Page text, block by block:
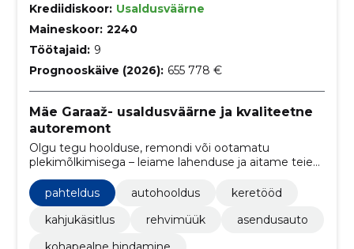
Krediidiskoor: Usaldusväärne
Maineskoor: 2240
Töötajaid: 9
Prognooskäive (2026): 655 778 €
Mäe Garaaž- usaldusväärne ja kvaliteetne
autoremont
Olgu tegu hoolduse, remondi või ootamatu
plekimõlkimisega – leiame lahenduse ja aitame teie
pahteldus
autohooldus
keretööd
kahjukäsitlus
rehvimüük
asendusauto